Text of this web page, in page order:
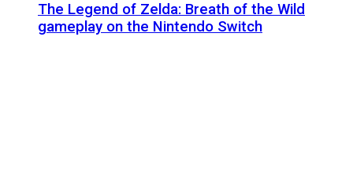
The Legend of Zelda: Breath of the Wild
gameplay on the Nintendo Switch